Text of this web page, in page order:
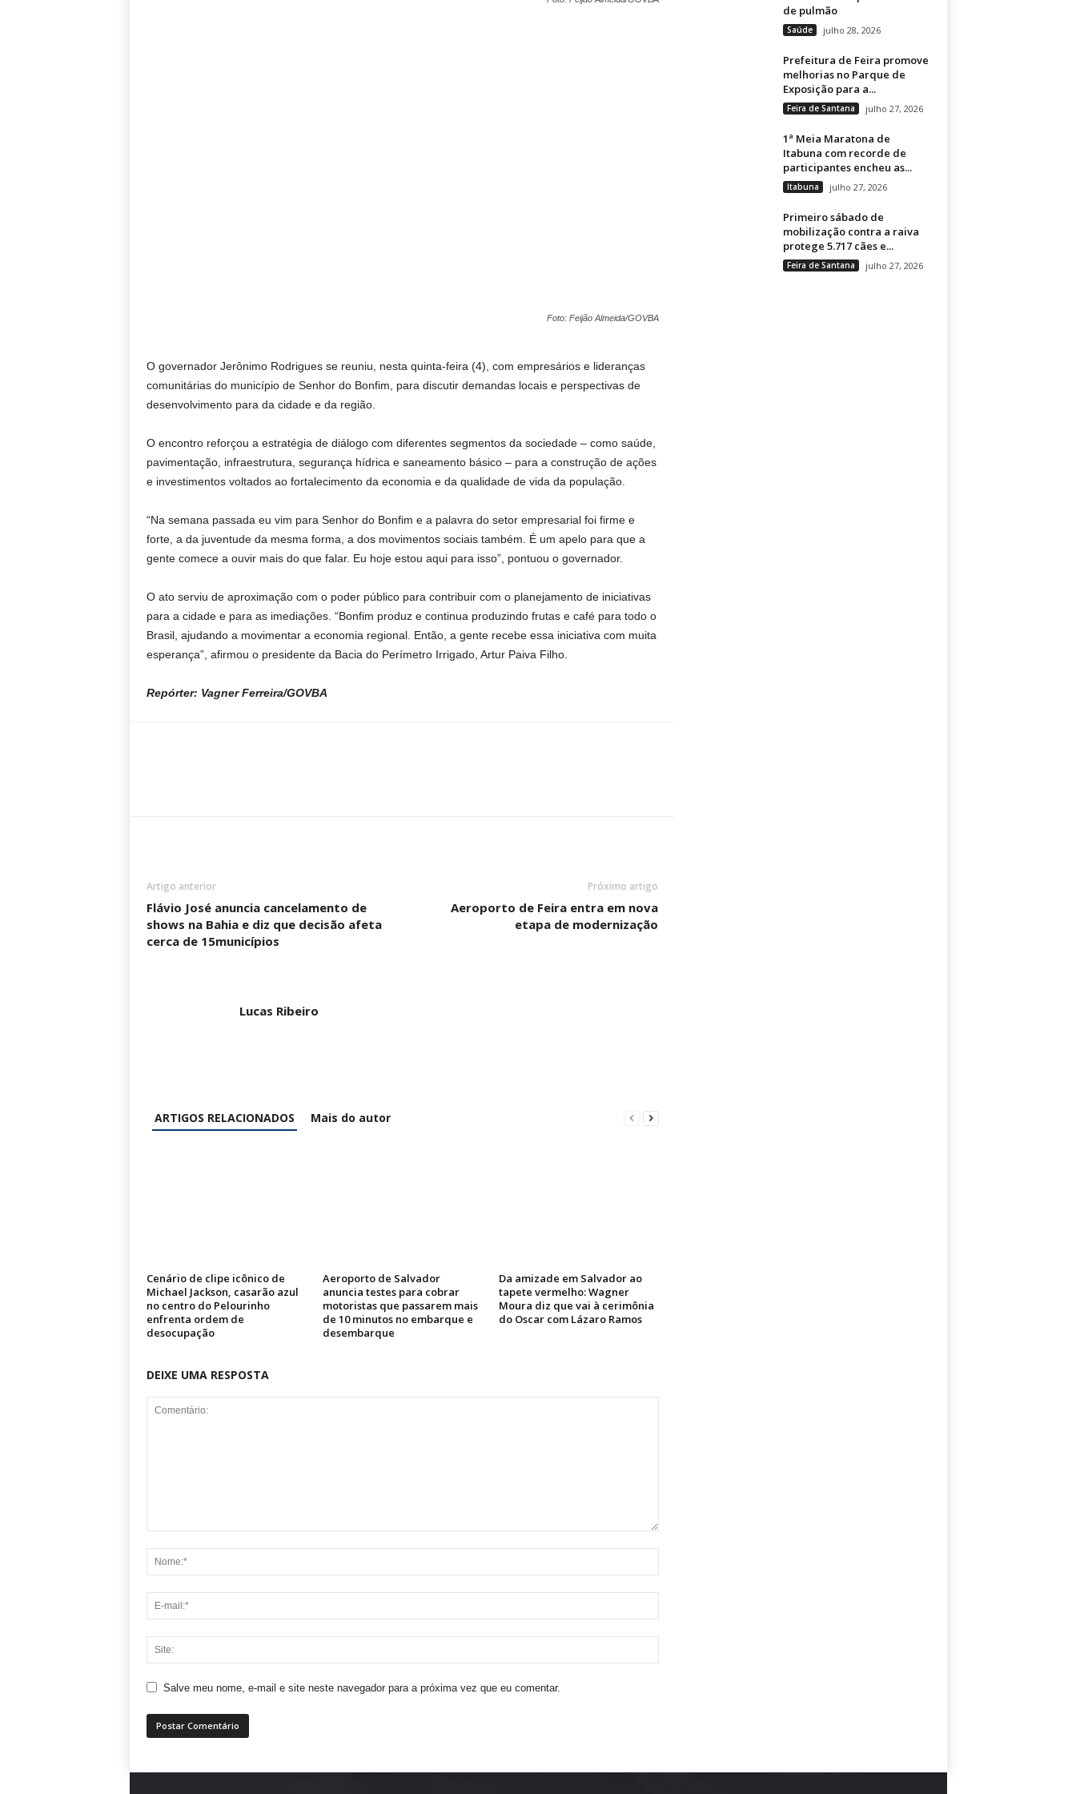
Foto: Feijão Almeida/GOVBA
O governador Jerônimo Rodrigues se reuniu, nesta quinta-feira (4), com empresários e lideranças
comunitárias do município de Senhor do Bonfim, para discutir demandas locais e perspectivas de
desenvolvimento para da cidade e da região.
O encontro reforçou a estratégia de diálogo com diferentes segmentos da sociedade – como saúde,
pavimentação, infraestrutura, segurança hídrica e saneamento básico – para a construção de ações
e investimentos voltados ao fortalecimento da economia e da qualidade de vida da população.
“Na semana passada eu vim para Senhor do Bonfim e a palavra do setor empresarial foi firme e
forte, a da juventude da mesma forma, a dos movimentos sociais também. É um apelo para que a
gente comece a ouvir mais do que falar. Eu hoje estou aqui para isso”, pontuou o governador.
O ato serviu de aproximação com o poder público para contribuir com o planejamento de iniciativas
para a cidade e para as imediações. “Bonfim produz e continua produzindo frutas e café para todo o
Brasil, ajudando a movimentar a economia regional. Então, a gente recebe essa iniciativa com muita
esperança”, afirmou o presidente da Bacia do Perímetro Irrigado, Artur Paiva Filho.
Repórter: Vagner Ferreira/GOVBA
Artigo anterior
Flávio José anuncia cancelamento de
shows na Bahia e diz que decisão afeta
cerca de 15municípios
Próximo artigo
Aeroporto de Feira entra em nova
etapa de modernização
Lucas Ribeiro
ARTIGOS RELACIONADOS Mais do autor
Cenário de clipe icônico de
Michael Jackson, casarão azul
no centro do Pelourinho
enfrenta ordem de
desocupação
Aeroporto de Salvador
anuncia testes para cobrar
motoristas que passarem mais
de 10 minutos no embarque e
desembarque
Da amizade em Salvador ao
tapete vermelho: Wagner
Moura diz que vai à cerimônia
do Oscar com Lázaro Ramos
DEIXE UMA RESPOSTA
Salve meu nome, e-mail e site neste navegador para a próxima vez que eu comentar.
de pulmão
Saúde julho 28, 2026
Prefeitura de Feira promove
melhorias no Parque de
Exposição para a...
Feira de Santana julho 27, 2026
1ª Meia Maratona de
Itabuna com recorde de
participantes encheu as...
Itabuna julho 27, 2026
Primeiro sábado de
mobilização contra a raiva
protege 5.717 cães e...
Feira de Santana julho 27, 2026